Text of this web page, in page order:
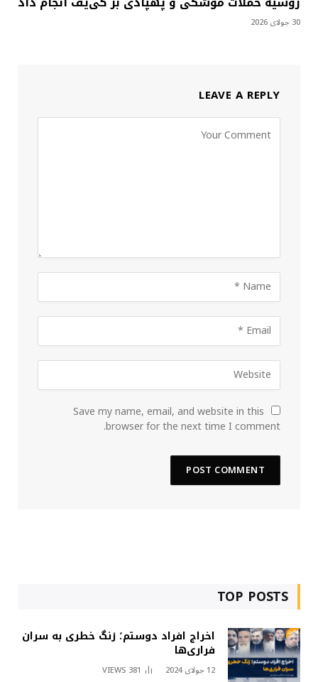
30 جولای 2026
LEAVE A REPLY
Save my name, email, and website in this
browser for the next time I comment.
TOP POSTS
اخراج افراد دوستم؛ زنگ خطری به سران
فراری‌ها
12 جولای 2024 381
VIEWS